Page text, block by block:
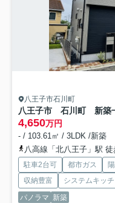
八王子市石川町
八王子市 石川町 新築
4,650万円
- / 103.61㎡ / 3LDK /新築
八高線「北八王子」駅 徒
駐車2台可 都市ガス
収納豊富
システムキッ
パノラマ 新築